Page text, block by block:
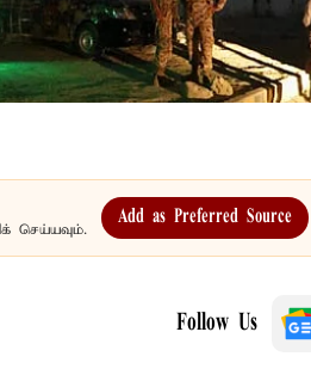
செய்யவும்.
Add as Preferred Source
Follow Us